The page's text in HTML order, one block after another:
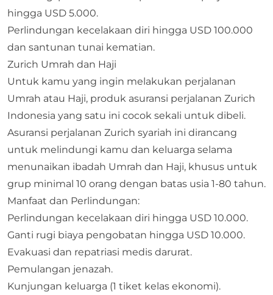
hingga USD 5.000.
Perlindungan kecelakaan diri hingga USD 100.000
dan santunan tunai kematian.
Zurich Umrah dan Haji
Untuk kamu yang ingin melakukan perjalanan
Umrah atau Haji, produk asuransi perjalanan Zurich
Indonesia yang satu ini cocok sekali untuk dibeli.
Asuransi perjalanan Zurich syariah ini dirancang
untuk melindungi kamu dan keluarga selama
menunaikan ibadah Umrah dan Haji, khusus untuk
grup minimal 10 orang dengan batas usia 1-80 tahun.
Manfaat dan Perlindungan:
Perlindungan kecelakaan diri hingga USD 10.000.
Ganti rugi biaya pengobatan hingga USD 10.000.
Evakuasi dan repatriasi medis darurat.
Pemulangan jenazah.
Kunjungan keluarga (1 tiket kelas ekonomi).